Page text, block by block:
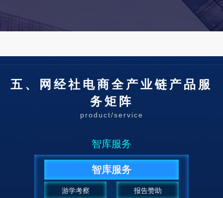
五、网经社电商全产业链产品服
务矩阵
product/service
智库服务
智库服务
游学考察 报告赞助